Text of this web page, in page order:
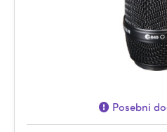
Posebni